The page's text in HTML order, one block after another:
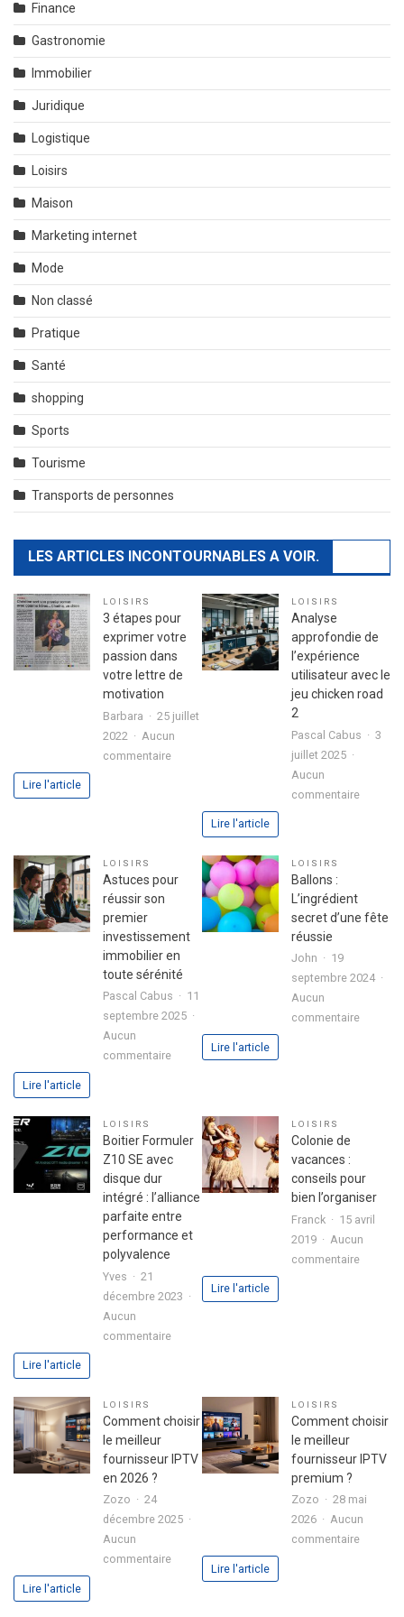
Finance
Gastronomie
Immobilier
Juridique
Logistique
Loisirs
Maison
Marketing internet
Mode
Non classé
Pratique
Santé
shopping
Sports
Tourisme
Transports de personnes
LES ARTICLES INCONTOURNABLES A VOIR.
LOISIRS
3 étapes pour
exprimer votre
passion dans
votre lettre de
motivation
Barbara
25 juillet
2022
Aucun
commentairesur
exprimer
passion
lettre
de
motivation
Lire l'article
LOISIRS
Analyse
approfondie de
l’expérience
utilisateur avec le
jeu chicken road
2
Pascal Cabus
3
juillet 2025
Aucun
commentairesur
avec
chicken
Lire l'article
LOISIRS
Astuces pour
réussir son
premier
investissement
immobilier en
toute sérénité
Pascal Cabus
11
septembre 2025
Aucun
commentairesur
réussir
son
premier
investissement
immobilier
en
toute
Lire l'article
LOISIRS
Ballons :
L’ingrédient
secret d’une fête
réussie
John
19
septembre 2024
Aucun
commentairesur
Lire l'article
LOISIRS
Boitier Formuler
Z10 SE avec
disque dur
intégré : l’alliance
parfaite entre
performance et
polyvalence
Yves
21
décembre 2023
Aucun
commentairesur
SE
disque
:
parfaite
Lire l'article
LOISIRS
Colonie de
vacances :
conseils pour
bien l’organiser
Franck
15 avril
2019
Aucun
commentairesur
Lire l'article
LOISIRS
Comment choisir
le meilleur
fournisseur IPTV
en 2026 ?
Zozo
24
décembre 2025
Aucun
commentairesur
Comment
Lire l'article
LOISIRS
Comment choisir
le meilleur
fournisseur IPTV
premium ?
Zozo
28 mai
2026
Aucun
commentairesur
Lire l'article